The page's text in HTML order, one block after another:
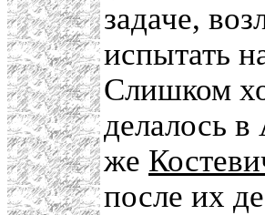
задаче,
испытать
Слишком
делалось в
же
после их